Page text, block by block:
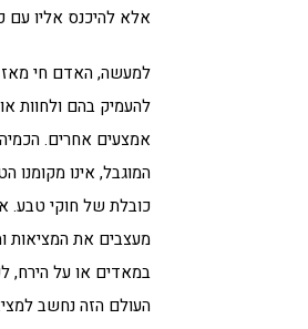
אלא להיכנס אליו עם
למעשה, האדם חי מאז
להעמיק בהם ולחוות
אמצעים אחרים.
המוגבל, אינו מקומנו
כובלת של חוקי טבע.
מעצבים את המציאות
במאדים או על הירח,
העולם הזה נחשב